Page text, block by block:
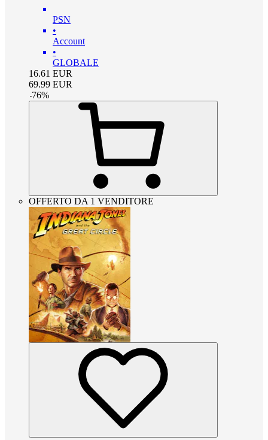
PSN
•
Account
•
GLOBALE
16.61 EUR
69.99 EUR
-76%
OFFERTO DA 1 VENDITORE